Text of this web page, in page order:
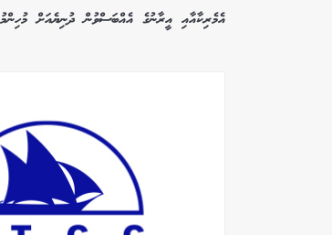
އެމެރިކާއާއި އީރާނުގެ އެއްބަސްވުން ދުނިޔެއަށް